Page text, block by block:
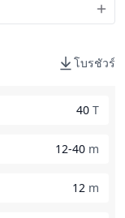
โบรชัวร์
40 T
12-40 m
12 m